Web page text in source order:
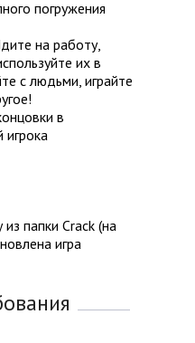
погружения
на работу,
их в
с людьми, играйте
в
игрока
папки Crack (на
игра